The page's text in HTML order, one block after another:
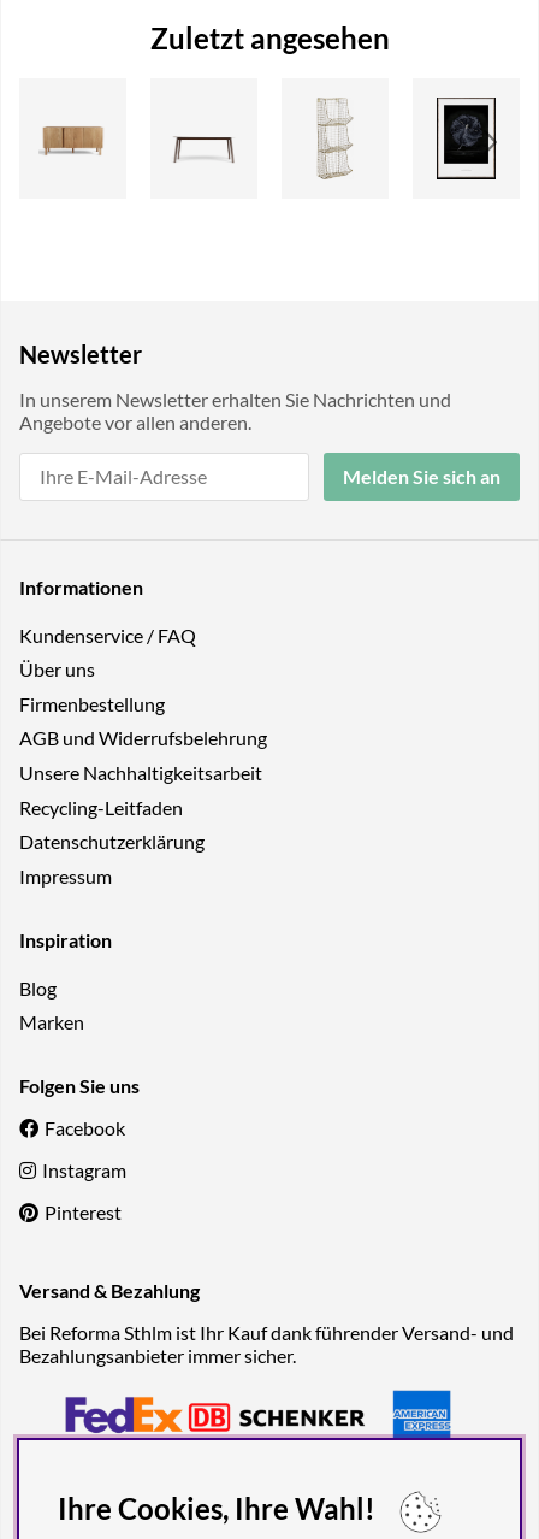
Zuletzt angesehen
Newsletter
In unserem Newsletter erhalten Sie Nachrichten und
Angebote vor allen anderen.
Melden Sie sich an
Informationen
Kundenservice / FAQ
Über uns
Firmenbestellung
AGB und Widerrufsbelehrung
Unsere Nachhaltigkeitsarbeit
Recycling-Leitfaden
Datenschutzerklärung
Impressum
Inspiration
Blog
Marken
Folgen Sie uns
Facebook
Instagram
Pinterest
Versand & Bezahlung
Bei Reforma Sthlm ist Ihr Kauf dank führender Versand- und
Bezahlungsanbieter immer sicher.
Ihre Cookies, Ihre Wahl!